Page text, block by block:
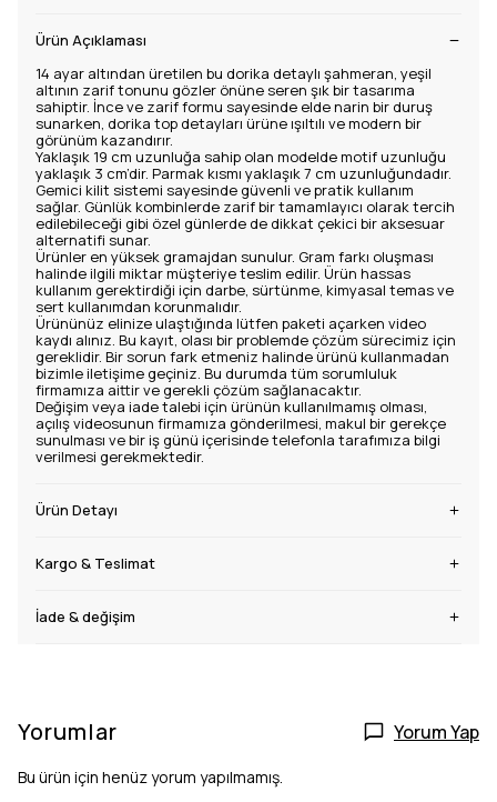
Ürün Açıklaması
14 ayar altından üretilen bu dorika detaylı şahmeran, yeşil
altının zarif tonunu gözler önüne seren şık bir tasarıma
sahiptir. İnce ve zarif formu sayesinde elde narin bir duruş
sunarken, dorika top detayları ürüne ışıltılı ve modern bir
görünüm kazandırır.
Yaklaşık 19 cm uzunluğa sahip olan modelde motif uzunluğu
yaklaşık 3 cm’dir. Parmak kısmı yaklaşık 7 cm uzunluğundadır.
Gemici kilit sistemi sayesinde güvenli ve pratik kullanım
sağlar. Günlük kombinlerde zarif bir tamamlayıcı olarak tercih
edilebileceği gibi özel günlerde de dikkat çekici bir aksesuar
alternatifi sunar.
Ürünler en yüksek gramajdan sunulur. Gram farkı oluşması
halinde ilgili miktar müşteriye teslim edilir. Ürün hassas
kullanım gerektirdiği için darbe, sürtünme, kimyasal temas ve
sert kullanımdan korunmalıdır.
Ürününüz elinize ulaştığında lütfen paketi açarken video
kaydı alınız. Bu kayıt, olası bir problemde çözüm sürecimiz için
gereklidir. Bir sorun fark etmeniz halinde ürünü kullanmadan
bizimle iletişime geçiniz. Bu durumda tüm sorumluluk
firmamıza aittir ve gerekli çözüm sağlanacaktır.
Değişim veya iade talebi için ürünün kullanılmamış olması,
açılış videosunun firmamıza gönderilmesi, makul bir gerekçe
sunulması ve bir iş günü içerisinde telefonla tarafımıza bilgi
verilmesi gerekmektedir.
Ürün Detayı
Kargo & Teslimat
İade & değişim
Yorumlar Yorum Yap
Bu ürün için henüz yorum yapılmamış.